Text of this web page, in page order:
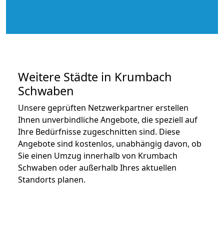
Weitere Städte in Krumbach
Schwaben
Unsere geprüften Netzwerkpartner erstellen
Ihnen unverbindliche Angebote, die speziell auf
Ihre Bedürfnisse zugeschnitten sind. Diese
Angebote sind kostenlos, unabhängig davon, ob
Sie einen Umzug innerhalb von Krumbach
Schwaben oder außerhalb Ihres aktuellen
Standorts planen.